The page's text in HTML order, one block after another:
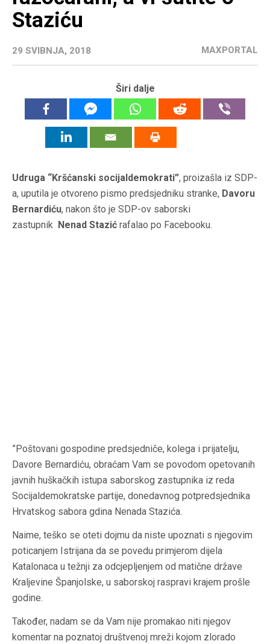
Staziću
29 SVIBNJA, 2018 MAXPORTAL
Širi dalje
Udruga “Kršćanski socijaldemokrati”, proizašla iz SDP-
a, uputila je otvoreno pismo predsjedniku stranke, Davoru
Bernardiću, nakon što je SDP-ov saborski
zastupnik Nenad Stazić rafalao po Facebooku.
”Poštovani gospodine predsjedniče, kolega i prijatelju,
Davore Bernardiću, obraćam Vam se povodom opetovanih
javnih huškačkih istupa saborskog zastupnika iz reda
Socijaldemokratske partije, donedavnog potpredsjednika
Hrvatskog sabora gdina Nenada Stazića.
Naime, teško se oteti dojmu da niste upoznati s njegovim
poticanjem Istrijana da se povedu primjerom dijela
Katalonaca u težnji za odcjepljenjem od matične države
Kraljevine Španjolske, u saborskoj raspravi krajem prošle
godine.
Također, nadam se da Vam nije promakao niti njegov
komentar na poznatoj društvenoj mreži kojom zlorado